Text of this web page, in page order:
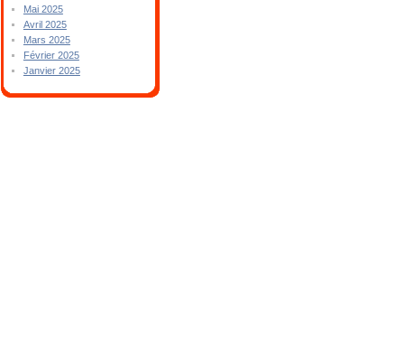
Mai 2025
Avril 2025
Mars 2025
Février 2025
Janvier 2025